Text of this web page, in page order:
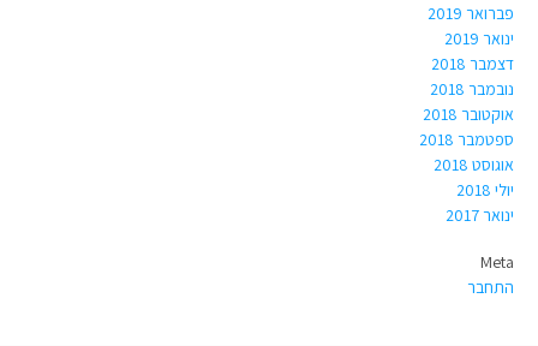
פברואר 2019
ינואר 2019
דצמבר 2018
נובמבר 2018
אוקטובר 2018
ספטמבר 2018
אוגוסט 2018
יולי 2018
ינואר 2017
Meta
התחבר